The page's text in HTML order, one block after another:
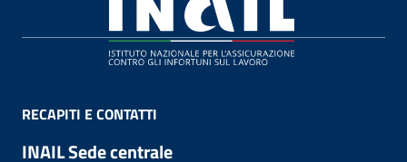
RECAPITI E CONTATTI
INAIL Sede centrale